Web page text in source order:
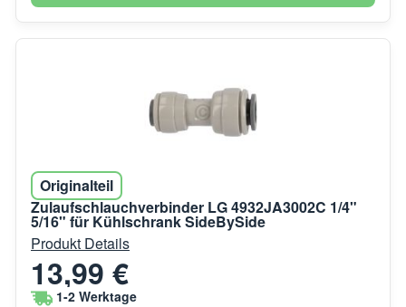
Originalteil
Zulaufschlauchverbinder LG 4932JA3002C 1/4"
5/16" für Kühlschrank SideBySide
Produkt Details
13,99 €
1-2 Werktage